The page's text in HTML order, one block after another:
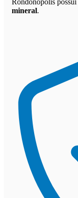
mineral.